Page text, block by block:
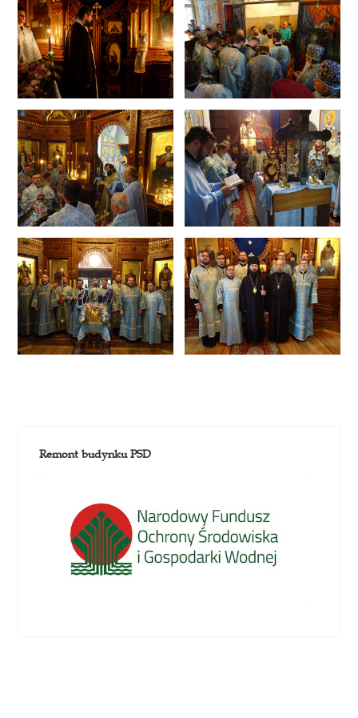
Remont budynku PSD